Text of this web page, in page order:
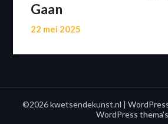
Gaan
22 mei 2025
©2026 kwetsendekunst.nl |
WordPress thema's